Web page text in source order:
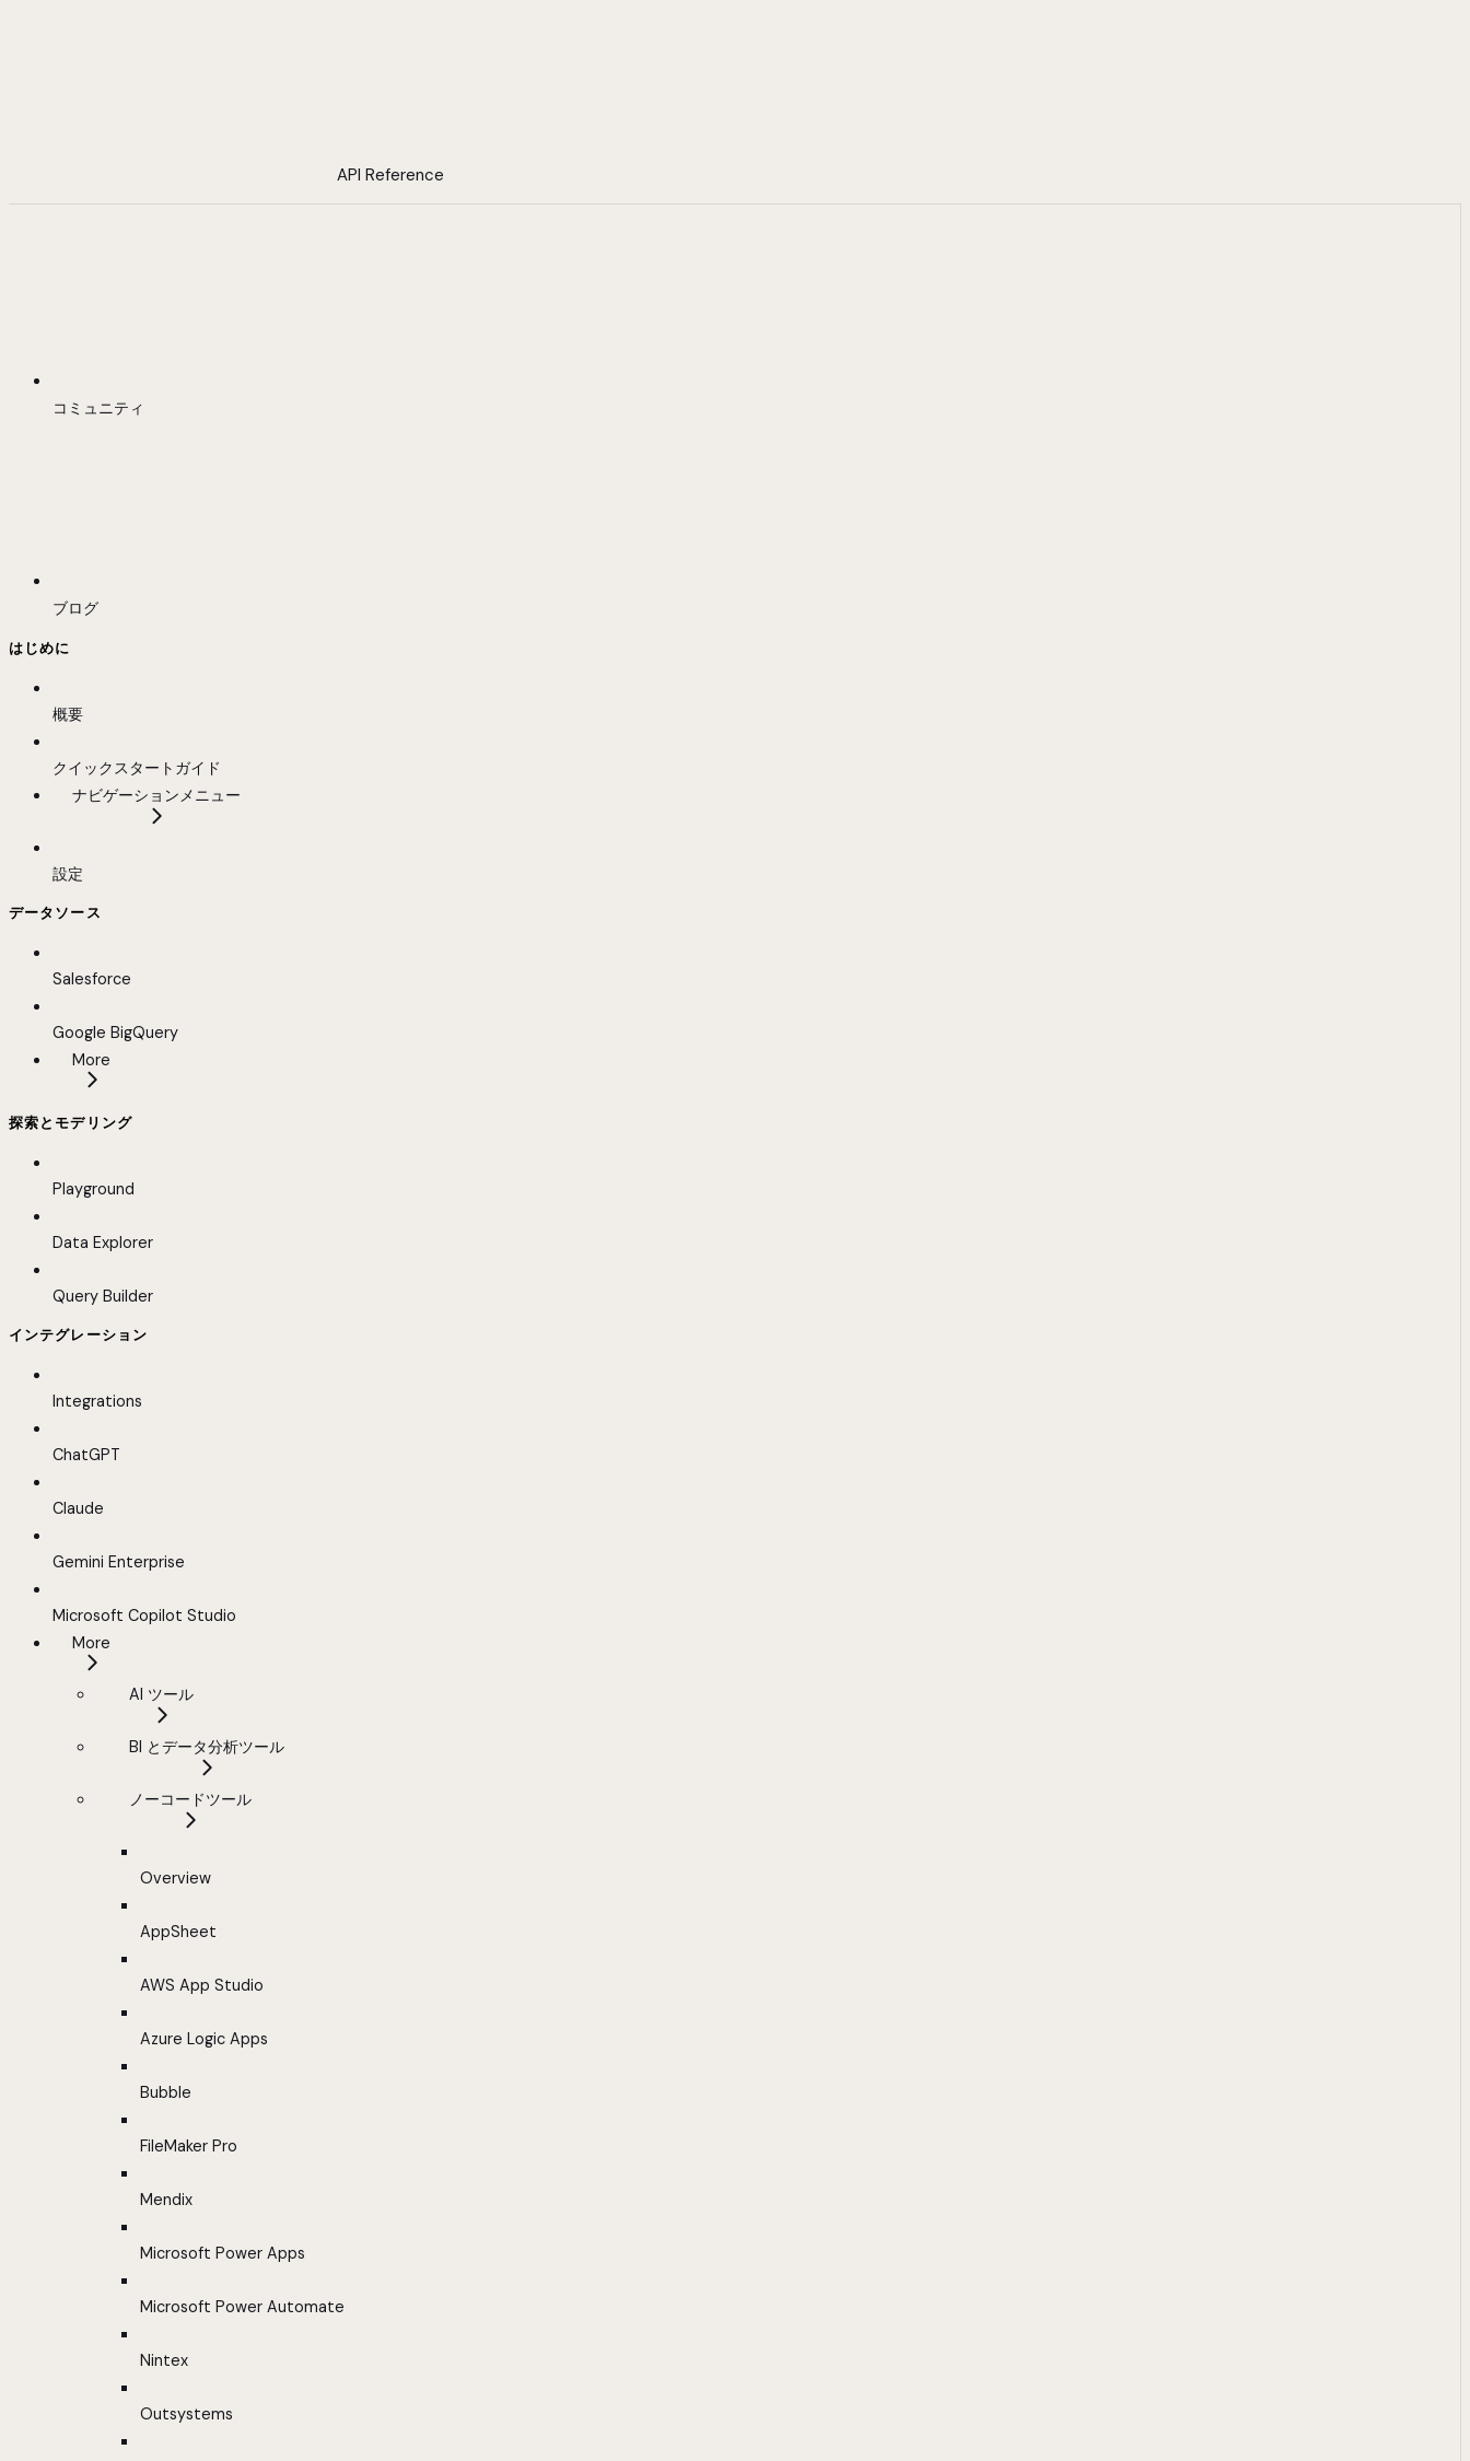
API Reference
コミュニティ
ブログ
はじめに
概要
クイックスタートガイド
ナビゲーションメニュー
設定
データソース
Salesforce
Google BigQuery
More
探索とモデリング
Playground
Data Explorer
Query Builder
インテグレーション
Integrations
ChatGPT
Claude
Gemini Enterprise
Microsoft Copilot Studio
More
AI ツール
BI とデータ分析ツール
ノーコードツール
Overview
AppSheet
AWS App Studio
Azure Logic Apps
Bubble
FileMaker Pro
Mendix
Microsoft Power Apps
Microsoft Power Automate
Nintex
Outsystems